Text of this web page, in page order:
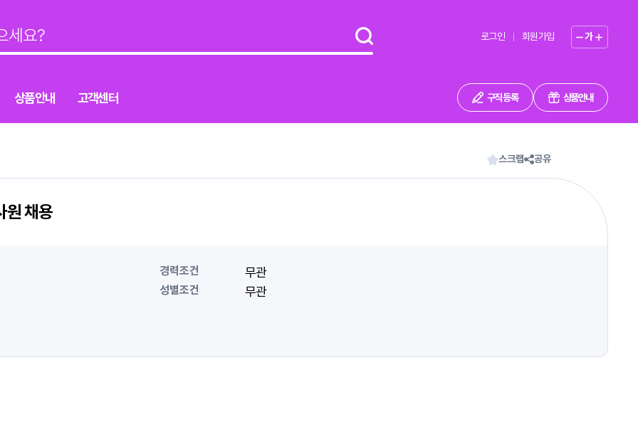
로그인 회원가입 가
상품안내 고객센터 구직 등록 상품안내
스크랩 공유
원 채용
경력조건 무관
성별조건 무관